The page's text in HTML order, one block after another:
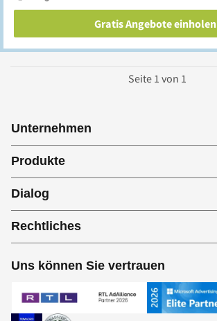
Gratis Angebote einholen
Seite 1 von 1
Unternehmen
Produkte
Dialog
Rechtliches
Uns können Sie vertrauen